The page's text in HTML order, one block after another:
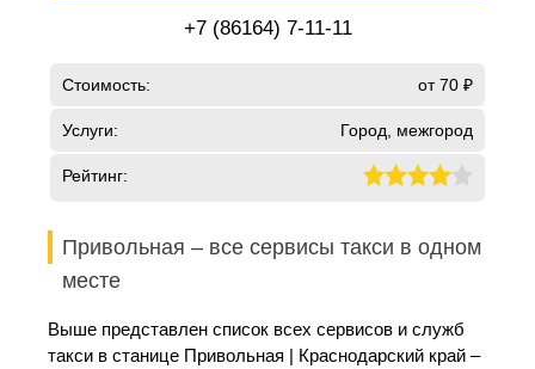
+7 (86164) 7-11-11
Стоимость: от 70 ₽
Услуги: Город, межгород
Рейтинг:
Привольная – все сервисы такси в одном
месте
Выше представлен список всех сервисов и служб
такси в станице Привольная | Краснодарский край –